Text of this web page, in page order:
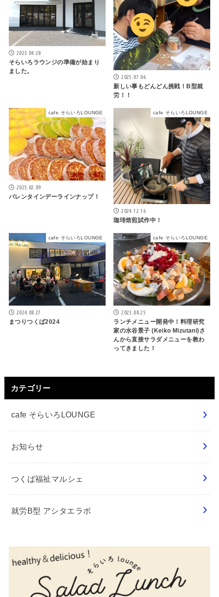
2023.04.28
そらいろラウンジの準備が始まり
ました。
2025.07.06
新しい事もどんどん挑戦！B型就
労！！
cafe そらいろLOUNGE
2025.02.09
バレンタインデーラインナップ！
cafe そらいろLOUNGE
2024.12.16
珈琲焙煎試作中！
cafe そらいろLOUNGE
2024.08.27
まつりつくば2024
cafe そらいろLOUNGE
2023.08.25
ランチメニュー開発中！料理研究
家の水谷景子 (Keiko Mizutani)さ
んから直接サラダメニューを教わ
ってきました！
カテゴリー
cafe そらいろLOUNGE
お知らせ
つくば福祉マルシェ
就労B型 アシタエラボ